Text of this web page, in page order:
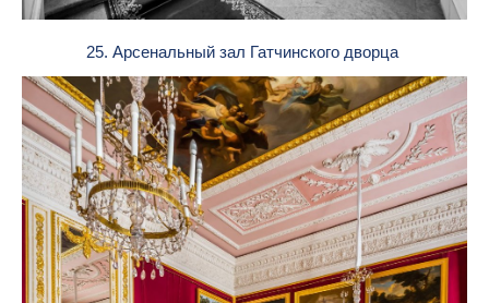
25. Арсенальный зал Гатчинского дворца